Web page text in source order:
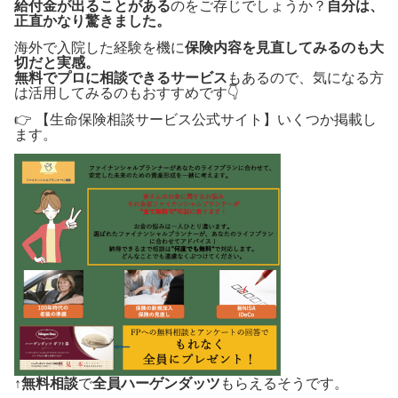
給付金が出ることがあるのをご存じでしょうか？ 自分は、
正直かなり驚きました。
海外で入院した経験を機に保険内容を見直してみるのも大
切だと実感。
無料でプロに相談できるサービス もあるので、気になる方
は活用してみるのもおすすめです👇
👉 【生命保険相談サービス公式サイト】いくつか掲載し
ます。
↑無料相談で全員ハーゲンダッツ もらえるそうです。